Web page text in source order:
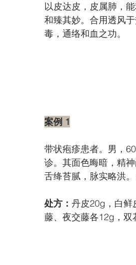
以皮达皮，皮属肺，
和臻其妙。合用透风
毒，通络和血之功。
案例 1
带状疱疹患者。男，
诊。其面色晦暗，精
舌绛苔腻，脉实略洪
处方： 丹皮20g，白鲜
藤、夜交藤各12g，双